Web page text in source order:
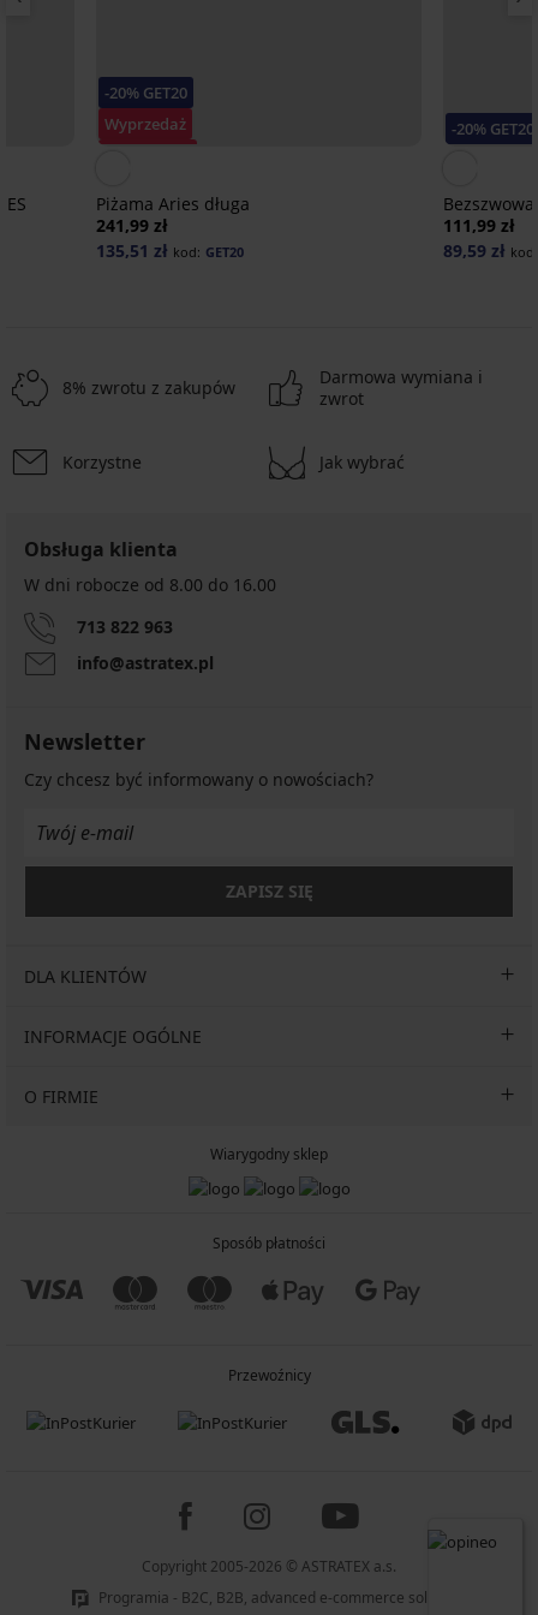
-20% GET20
Wyprzedaż
Piżama Aries długa
241,99 zł
135,51 zł kod: GET20
-20% GET20
111,99 zł
89,59 zł kod:
8% zwrotu z zakupów
Darmowa wymiana i
zwrot
Korzystne Jak wybrać
Obsługa klienta
W dni robocze od 8.00 do 16.00
713 822 963
info@astratex.pl
Newsletter
Czy chcesz być informowany o nowościach?
ZAPISZ SIĘ
DLA KLIENTÓW
INFORMACJE OGÓLNE
O FIRMIE
Wiarygodny sklep
Sposób płatności
Przewoźnicy
Copyright 2005-2026 © ASTRATEX a.s.
Programia - B2C, B2B, advanced e-commerce solutions